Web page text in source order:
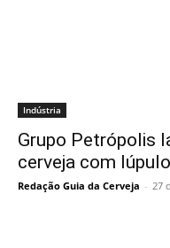
Indústria
Grupo Petrópolis
cerveja com
Redação Guia da Cerveja - 27